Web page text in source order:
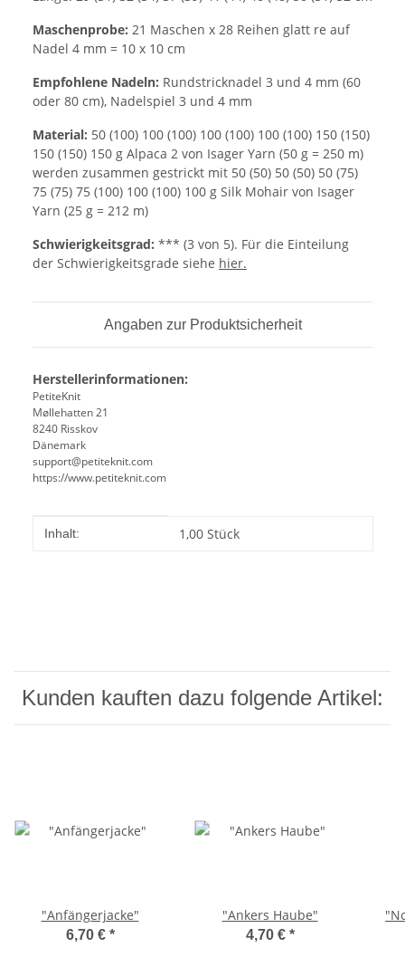
Maschenprobe: 21 Maschen x 28 Reihen glatt re auf
Nadel 4 mm = 10 x 10 cm
Empfohlene Nadeln: Rundstricknadel 3 und 4 mm (60
oder 80 cm), Nadelspiel 3 und 4 mm
Material: 50 (100) 100 (100) 100 (100) 100 (100) 150 (150)
150 (150) 150 g Alpaca 2 von Isager Yarn (50 g = 250 m)
werden zusammen gestrickt mit 50 (50) 50 (50) 50 (75)
75 (75) 75 (100) 100 (100) 100 g Silk Mohair von Isager
Yarn (25 g = 212 m)
Schwierigkeitsgrad: *** (3 von 5). Für die Einteilung
der Schwierigkeitsgrade siehe hier.
Angaben zur Produktsicherheit
Herstellerinformationen:
PetiteKnit
Møllehatten 21
8240 Risskov
Dänemark
support@petiteknit.com
https://www.petiteknit.com
Produkteigenschaft
Wert
Inhalt: 1,00 Stück
Kunden kauften dazu folgende Artikel:
"Anfängerjacke"
6,70 € *
"Ankers Haube"
4,70 € *